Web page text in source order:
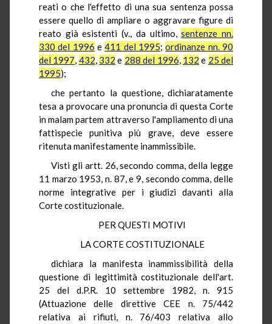
reati o che l'effetto di una sua sentenza possa
essere quello di ampliare o aggravare figure di
reato già esistenti (v., da ultimo,sentenze nn.
330 del 1996 e411 del 1995;ordinanze nn. 90
del 1997, 432, 332 e 288 del 1996, 132 e 25 del
1995);
che pertanto la questione, dichiaratamente
tesa a provocare una pronuncia di questa Corte
in malam partem attraverso l'ampliamento di una
fattispecie punitiva più grave, deve essere
ritenuta manifestamente inammissibile.
Visti gli artt. 26, secondo comma, della legge
11 marzo 1953, n. 87, e 9, secondo comma, delle
norme integrative per i giudizi davanti alla
Corte costituzionale.
PER QUESTI MOTIVI
LA CORTE COSTITUZIONALE
dichiara la manifesta inammissibilità della
questione di legittimità costituzionale dell'art.
25 del d.P.R. 10 settembre 1982, n. 915
(Attuazione delle direttive CEE n. 75/442
relativa ai rifiuti, n. 76/403 relativa allo